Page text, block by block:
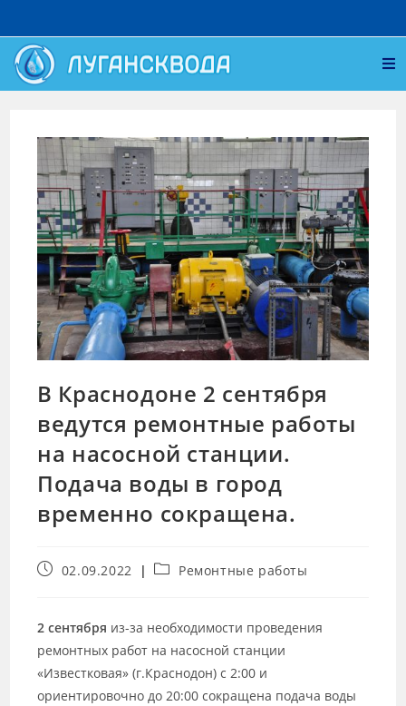
В Краснодоне 2 сентября
ведутся ремонтные работы
на насосной станции.
Подача воды в город
временно сокращена.
02.09.2022 Ремонтные работы
2 сентября из-за необходимости проведения
ремонтных работ на насосной станции
«Известковая» (г.Краснодон) с 2:00 и
ориентировочно до 20:00 сокращена подача воды